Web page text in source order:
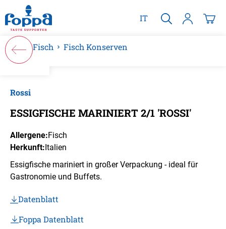
springen
IT
Fisch Fisch Konserven
Rossi
ESSIGFISCHE MARINIERT 2/1 'ROSSI'
Allergene:Fisch
Herkunft:Italien
Essigfische mariniert in großer Verpackung - ideal für
Gastronomie und Buffets.
Datenblatt
Foppa Datenblatt